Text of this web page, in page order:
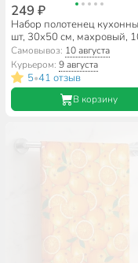
249 ₽
Набор полотенец
шт, 30х50 см, махровый,
хлопок, 400 г/м2, Silvano,
Листья, зеленый,
Самовывоз: 10 августа
Курьером:9 августа
5•41 отзыв
В корзину